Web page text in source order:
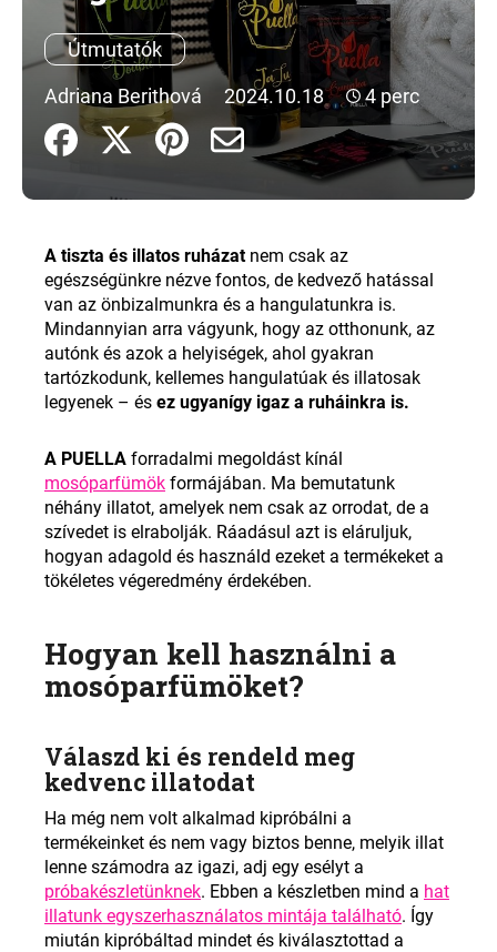
Útmutatók
Adriana Berithová
2024.10.18 4 perc
A tiszta és illatos ruházatnem csak az
egészségünkre nézve fontos, de kedvező hatással
van az önbizalmunkra és a hangulatunkra is.
Mindannyian arra vágyunk, hogy az otthonunk, az
autónk és azok a helyiségek, ahol gyakran
tartózkodunk, kellemes hangulatúak és illatosak
legyenek – és ez ugyanígy igaz a ruháinkra is.
A PUELLA forradalmi megoldást kínál
mosóparfümök formájában. Ma bemutatunk
néhány illatot, amelyek nem csak az orrodat, de a
szívedet is elrabolják. Ráadásul azt is eláruljuk,
hogyan adagold és használd ezeket a termékeket a
tökéletes végeredmény érdekében.
Hogyan kell használni a
mosóparfümöket?
Válaszd ki és rendeld meg
kedvenc illatodat
Ha még nem volt alkalmad kipróbálni a
termékeinket és nem vagy biztos benne, melyik illat
lenne számodra az igazi, adj egy esélyt a
próbakészletünknek. Ebben a készletben mind a hat
illatunk egyszerhasználatos mintája található. Így
miután kipróbáltad mindet és kiválasztottad a
A
j